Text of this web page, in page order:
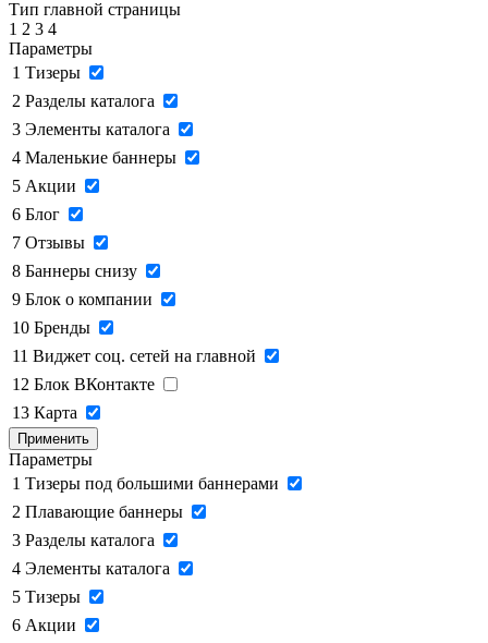
Тип главной страницы
1 2 3 4
Параметры
1 Тизеры
2 Разделы каталога
3 Элементы каталога
4 Маленькие баннеры
5 Акции
6 Блог
7 Отзывы
8 Баннеры снизу
9 Блок о компании
10 Бренды
11 Виджет соц. сетей на главной
12 Блок ВКонтакте
13 Карта
Применить
Параметры
1 Тизеры под большими баннерами
2 Плавающие баннеры
3 Разделы каталога
4 Элементы каталога
5 Тизеры
6 Акции